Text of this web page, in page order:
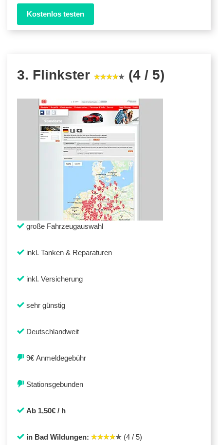
Kostenlos testen
3. Flinkster (4 / 5)
große Fahrzeugauswahl
inkl. Tanken & Reparaturen
inkl. Versicherung
sehr günstig
Deutschlandweit
9€ Anmeldegebühr
Stationsgebunden
Ab 1,50€ / h
in Bad Wildungen: (4 / 5)